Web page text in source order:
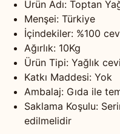
Ürün Adı: Toptan
Menşei: Türkiye
İçindekiler: %100
Ağırlık: 10Kg
Ürün Tipi: Yağlık
Katkı Maddesi: Yok
Ambalaj: Gıda ile
Saklama Koşulu:
edilmelidir